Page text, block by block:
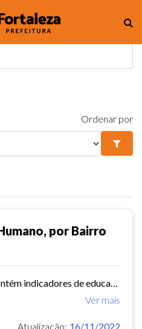
Ordenar por
por Bairro
Ver mais
Atualização: 16/11/2022